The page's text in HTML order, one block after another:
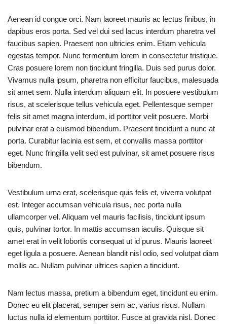
Aenean id congue orci. Nam laoreet mauris ac lectus finibus, in
dapibus eros porta. Sed vel dui sed lacus interdum pharetra vel
faucibus sapien. Praesent non ultricies enim. Etiam vehicula
egestas tempor. Nunc fermentum lorem in consectetur tristique.
Cras posuere lorem non tincidunt fringilla. Duis sed purus dolor.
Vivamus nulla ipsum, pharetra non efficitur faucibus, malesuada
sit amet sem. Nulla interdum aliquam elit. In posuere vestibulum
risus, at scelerisque tellus vehicula eget. Pellentesque semper
felis sit amet magna interdum, id porttitor velit posuere. Morbi
pulvinar erat a euismod bibendum. Praesent tincidunt a nunc at
porta. Curabitur lacinia est sem, et convallis massa porttitor
eget. Nunc fringilla velit sed est pulvinar, sit amet posuere risus
bibendum.
Vestibulum urna erat, scelerisque quis felis et, viverra volutpat
est. Integer accumsan vehicula risus, nec porta nulla
ullamcorper vel. Aliquam vel mauris facilisis, tincidunt ipsum
quis, pulvinar tortor. In mattis accumsan iaculis. Quisque sit
amet erat in velit lobortis consequat ut id purus. Mauris laoreet
eget ligula a posuere. Aenean blandit nisl odio, sed volutpat diam
mollis ac. Nullam pulvinar ultrices sapien a tincidunt.
Nam lectus massa, pretium a bibendum eget, tincidunt eu enim.
Donec eu elit placerat, semper sem ac, varius risus. Nullam
luctus nulla id elementum porttitor. Fusce at gravida nisl. Donec